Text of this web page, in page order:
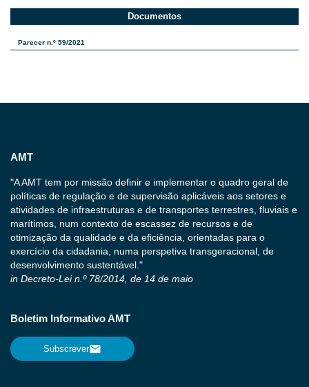
Documentos
Parecer n.º 59/2021
AMT
"A AMT tem por missão definir e implementar o quadro geral de
políticas de regulação e de supervisão aplicáveis aos setores e
atividades de infraestruturas e de transportes terrestres, fluviais e
marítimos, num contexto de escassez de recursos e de
otimização da qualidade e da eficiência, orientadas para o
exercício da cidadania, numa perspetiva transgeracional, de
desenvolvimento sustentável."
in Decreto-Lei n.º 78/2014, de 14 de maio
Boletim Informativo AMT
Subscrever